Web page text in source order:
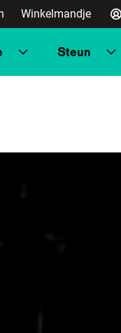
Winkelmandje
Steun